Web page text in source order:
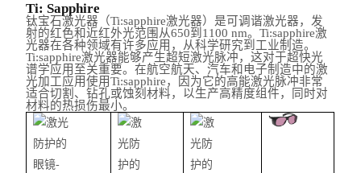
Ti: Sapphire
钛宝石激光器（Ti:sapphire激光器）是可调谐激光器，发
射的红色和近红外光范围从650到1100 nm。Ti:sapphire激
光器在各种领域有许多应用，从科学研究到工业制造。
Ti:sapphire激光器能够产生超短激光脉冲，这对于超快光
谱学应用至关重要。在航空航天、汽车和电子制造中的激
光加工应用使用Ti:sapphire，因为它的高能激光脉冲非常
适合切割、钻孔或蚀刻材料，以生产高精度组件，同时对
材料的热损伤最小。